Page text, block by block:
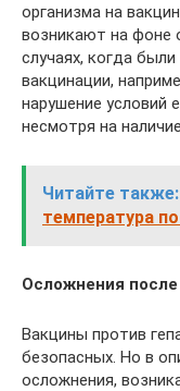
организма на
возникают на фоне
случаях, когда
вакцинации,
нарушение условий
несмотря на
Читайте также:
температура
Осложнения после
Вакцины против
безопасных. Но в
осложнения,